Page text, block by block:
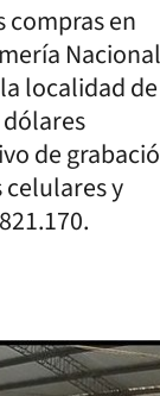
compras en
Nacional
localidad de
de
y